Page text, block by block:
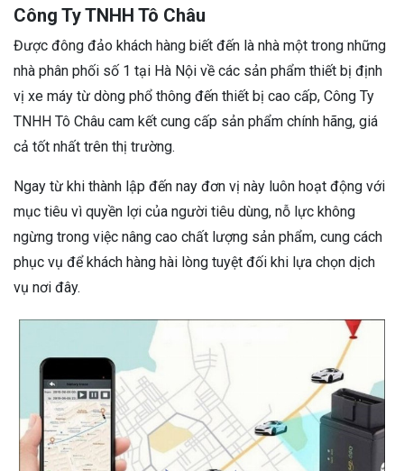
Công Ty TNHH Tô Châu
Được đông đảo khách hàng biết đến là nhà một trong những
nhà phân phối số 1 tại Hà Nội về các sản phẩm thiết bị định
vị xe máy từ dòng phổ thông đến thiết bị cao cấp, Công Ty
TNHH Tô Châu cam kết cung cấp sản phẩm chính hãng, giá
cả tốt nhất trên thị trường.
Ngay từ khi thành lập đến nay đơn vị này luôn hoạt động với
mục tiêu vì quyền lợi của người tiêu dùng, nỗ lực không
ngừng trong việc nâng cao chất lượng sản phẩm, cung cách
phục vụ để khách hàng hài lòng tuyệt đối khi lựa chọn dịch
vụ nơi đây.